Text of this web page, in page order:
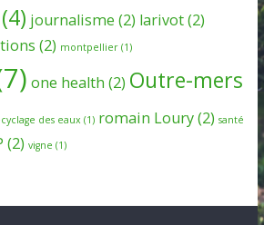
(4) journalisme (2) larivot(2)
(2) montpellier(1)
one health (2) Outre-mers
des eaux (1) romain Loury(2) santé
(2) vigne (1)